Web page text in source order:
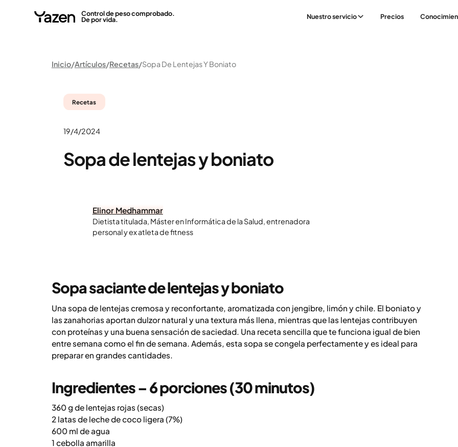
Control de peso comprobado.
De por vida. Nuestro servicio Precios
Inicio Artículos Recetas Sopa De Lentejas Y Boniato
Recetas
19/4/2024
Sopa de lentejas y boniato
Elinor Medhammar
Dietista titulada, Máster en Informática de la Salud, entrenadora
personal y ex atleta de fitness
Sopa saciante de lentejas y boniato
Una sopa de lentejas cremosa y reconfortante, aromatizada con jengibre, limón y chile. El boniato y
las zanahorias aportan dulzor natural y una textura más llena, mientras que las lentejas contribuyen
con proteínas y una buena sensación de saciedad. Una receta sencilla que te funciona igual de bien
entre semana como el fin de semana. Además, esta sopa se congela perfectamente y es ideal para
preparar en grandes cantidades.
Ingredientes – 6 porciones (30 minutos)
360 g de lentejas rojas (secas)
2 latas de leche de coco ligera (7%)
600 ml de agua
1 cebolla amarilla